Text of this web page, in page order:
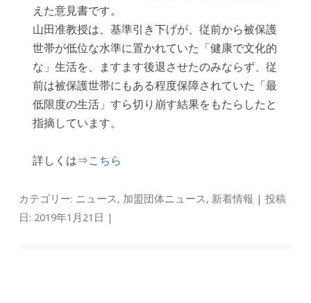
えた意見書です。
山田准教授は、基準引き下げが、従前から被保護
世帯が低位な水準に置かれていた「健康で文化的
な」生活を、ますます後退させたのみならず、従
前は被保護世帯にもある程度保障されていた「最
低限度の生活」すら切り崩す結果をもたらしたと
指摘しています。
詳しくは⇒こちら
カテゴリー: ニュース , 加盟団体ニュース , 新着情報 | 投稿
日: 2019年1月21日 |